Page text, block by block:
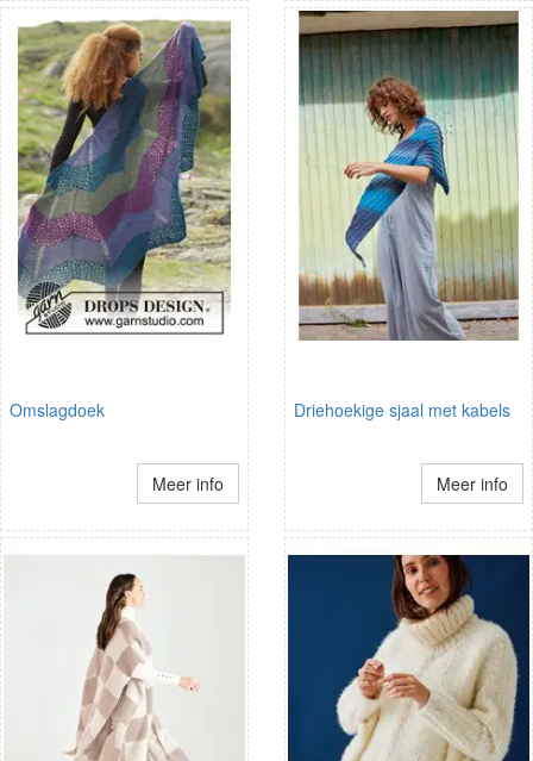
Omslagdoek
Meer info
Driehoekige sjaal met kabels
Meer info